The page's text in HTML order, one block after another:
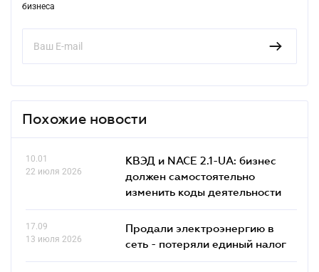
бизнеса
Похожие новости
10.01
22 июля 2026
КВЭД и NACE 2.1-UA: бизнес
должен самостоятельно
изменить коды деятельности
17.09
13 июля 2026
Продали электроэнергию в
сеть - потеряли единый налог